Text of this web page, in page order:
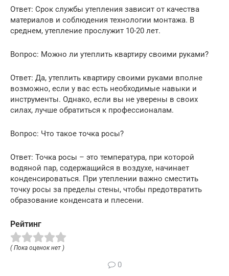
Ответ: Срок службы утепления зависит от качества
материалов и соблюдения технологии монтажа. В
среднем, утепление прослужит 10-20 лет.
Вопрос: Можно ли утеплить квартиру своими руками?
Ответ: Да, утеплить квартиру своими руками вполне
возможно, если у вас есть необходимые навыки и
инструменты. Однако, если вы не уверены в своих
силах, лучше обратиться к профессионалам.
Вопрос: Что такое точка росы?
Ответ: Точка росы – это температура, при которой
водяной пар, содержащийся в воздухе, начинает
конденсироваться. При утеплении важно сместить
точку росы за пределы стены, чтобы предотвратить
образование конденсата и плесени.
Рейтинг
( Пока оценок нет )
0